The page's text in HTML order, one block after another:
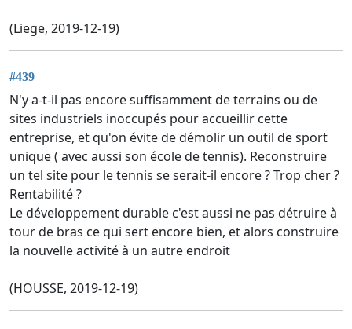
(Liege, 2019-12-19)
#439
N'y a-t-il pas encore suffisamment de terrains ou de
sites industriels inoccupés pour accueillir cette
entreprise, et qu'on évite de démolir un outil de sport
unique ( avec aussi son école de tennis). Reconstruire
un tel site pour le tennis se serait-il encore ? Trop cher ?
Rentabilité ?
Le développement durable c'est aussi ne pas détruire à
tour de bras ce qui sert encore bien, et alors construire
la nouvelle activité à un autre endroit
(HOUSSE, 2019-12-19)